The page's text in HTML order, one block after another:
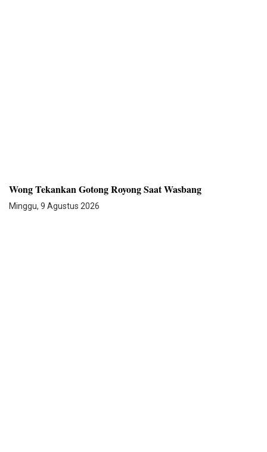
Wong Tekankan Gotong Royong Saat Wasbang
Minggu, 9 Agustus 2026